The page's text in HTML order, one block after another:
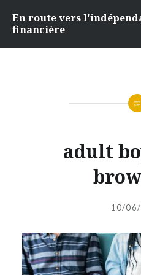
En route vers
financière
adult
Publié
ADMIN
le10/